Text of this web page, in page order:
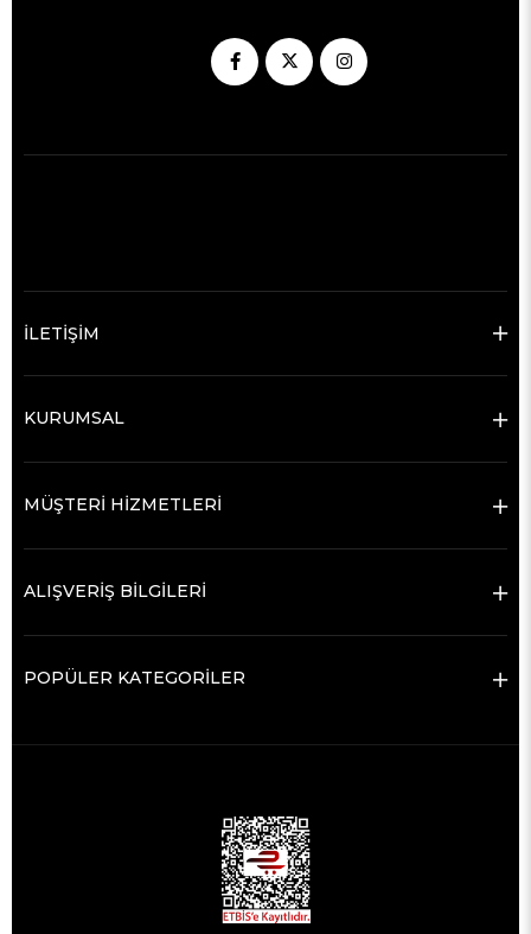
İLETİŞİM
KURUMSAL
MÜŞTERİ HİZMETLERİ
ALIŞVERİŞ BİLGİLERİ
POPÜLER KATEGORİLER